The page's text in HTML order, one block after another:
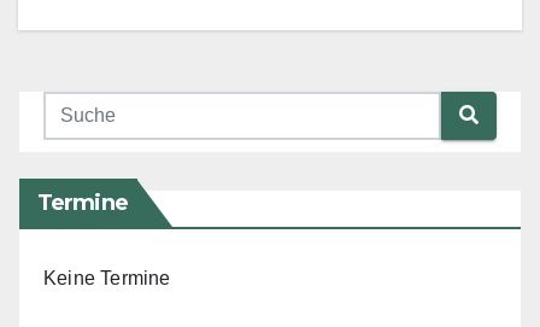
Termine
Keine Termine